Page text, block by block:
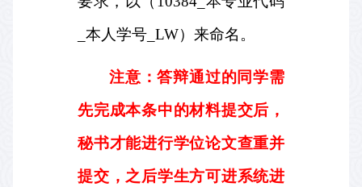
本人学号 _LW）来命名。
注意：答辩通过的同学需
先完成本条中的材料提交后，
秘书才能进行学位论文查重并
提交，之后学生方可进系统进